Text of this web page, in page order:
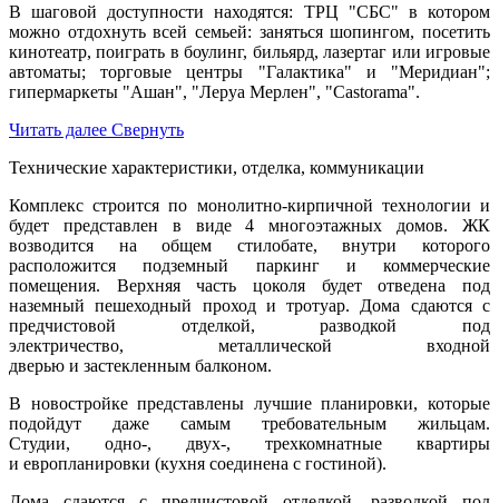
В шаговой доступности находятся: ТРЦ "СБС" в котором
можно отдохнуть всей семьей: заняться шопингом, посетить
кинотеатр, поиграть в боулинг, бильярд, лазертаг или игровые
автоматы; торговые центры "Галактика" и "Меридиан";
гипермаркеты "Ашан", "Леруа Мерлен", "Castorama".
Читать далее Свернуть
Технические характеристики, отделка, коммуникации
Комплекс строится по монолитно-кирпичной технологии и
будет представлен в виде 4 многоэтажных домов. ЖК
возводится на общем стилобате, внутри которого
расположится подземный паркинг и коммерческие
помещения. Верхняя часть цоколя будет отведена под
наземный пешеходный проход и тротуар. Дома сдаются с
предчистовой отделкой, разводкой под
электричество, металлической входной
дверью и застекленным балконом.
В новостройке представлены лучшие планировки, которые
подойдут даже самым требовательным жильцам.
Студии, одно-, двух-, трехкомнатные квартиры
и европланировки (кухня соединена с гостиной).